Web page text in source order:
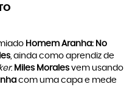
Homem Aranha: No
, ainda como aprendiz de
. Miles Morales vem usando
com uma capa e mede